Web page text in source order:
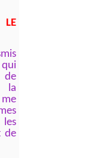
LE
de
la
de